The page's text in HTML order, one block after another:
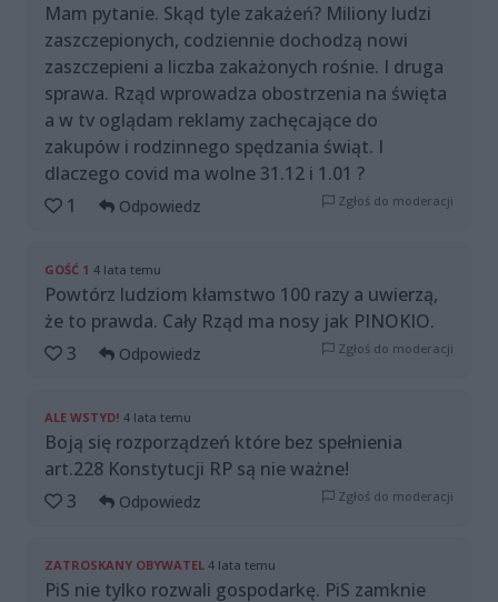
Mam pytanie. Skąd tyle zakażeń? Miliony ludzi
zaszczepionych, codziennie dochodzą nowi
zaszczepieni a liczba zakażonych rośnie. I druga
sprawa. Rząd wprowadza obostrzenia na święta
a w tv oglądam reklamy zachęcające do
zakupów i rodzinnego spędzania świąt. I
dlaczego covid ma wolne 31.12 i 1.01 ?
1
Odpowiedz Zgłoś do moderacji
GOŚĆ 1 4 lata temu
Powtórz ludziom kłamstwo 100 razy a uwierzą,
że to prawda. Cały Rząd ma nosy jak PINOKIO.
3
Odpowiedz Zgłoś do moderacji
ALE WSTYD! 4 lata temu
Boją się rozporządzeń które bez spełnienia
art.228 Konstytucji RP są nie ważne!
3
Odpowiedz Zgłoś do moderacji
ZATROSKANY OBYWATEL 4 lata temu
PiS nie tylko rozwali gospodarkę. PiS zamknie